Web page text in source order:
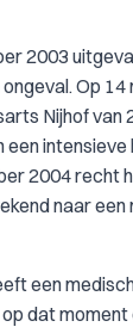
2003
Op
Nijhof van
2004 recht
naar
een
dat